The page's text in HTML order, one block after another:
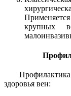
крупных
здоровья вен: